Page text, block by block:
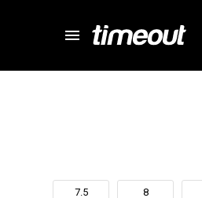
menu
7.5 8
close
store
local_shipping